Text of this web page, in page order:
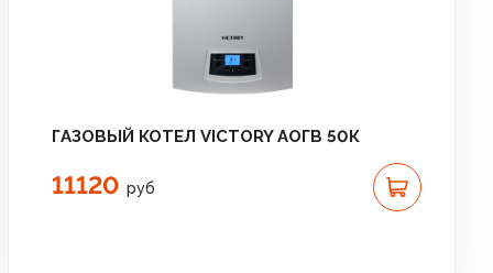
ГАЗОВЫЙ КОТЕЛ VICTORY АОГВ 50К
11120 руб